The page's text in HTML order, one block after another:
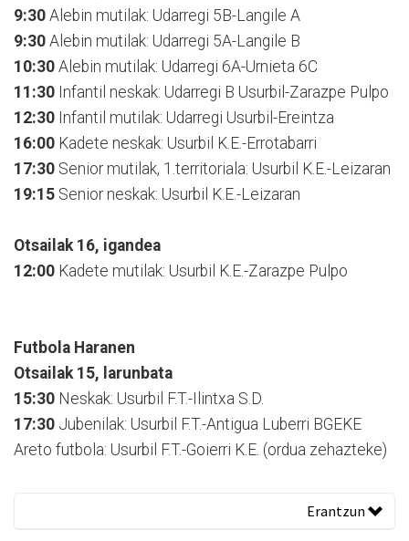
9:30 Alebin mutilak: Udarregi 5B-Langile A
9:30 Alebin mutilak: Udarregi 5A-Langile B
10:30 Alebin mutilak: Udarregi 6A-Urnieta 6C
11:30 Infantil neskak: Udarregi B Usurbil-Zarazpe Pulpo
12:30 Infantil mutilak: Udarregi Usurbil-Ereintza
16:00 Kadete neskak: Usurbil K.E.-Errotabarri
17:30 Senior mutilak, 1.territoriala: Usurbil K.E.-Leizaran
19:15 Senior neskak: Usurbil K.E.-Leizaran
Otsailak 16, igandea
12:00 Kadete mutilak: Usurbil K.E.-Zarazpe Pulpo
Futbola Haranen
Otsailak 15, larunbata
15:30 Neskak: Usurbil F.T.-Ilintxa S.D.
17:30 Jubenilak: Usurbil F.T.-Antigua Luberri BGEKE
Areto futbola: Usurbil F.T.-Goierri K.E. (ordua zehazteke)
Erantzun